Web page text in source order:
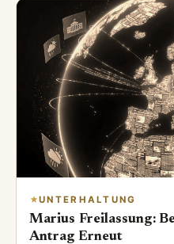
UNTERHALTUNG
Marius Freilassung:
Antrag Erneut